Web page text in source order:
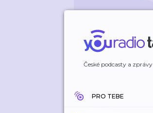
České podcasty a zprávy
PRO TEBE